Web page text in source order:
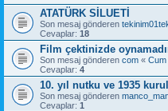
ATATÜRK SİLUETİ
Son mesaj gönderen
Cevaplar: 18
Film çektinizde
Son mesaj gönderen com « Cum
Cevaplar: 4
10. yıl nutku ve 1935
Son mesaj gönderen
Cevaplar: 1